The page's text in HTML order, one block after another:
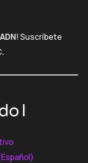
ADN! Suscríbete
.
I